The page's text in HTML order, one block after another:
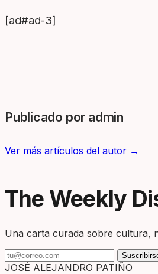
[ad#ad-3]
Publicado por admin
Ver más artículos del autor →
The Weekly
Una carta curada sobre cultura,
JOSÉ ALEJANDRO PATIÑO